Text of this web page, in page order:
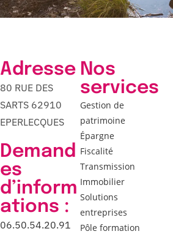
Nos
services
Gestion de
patrimoine
Épargne
Fiscalité
Transmission
Immobilier
Solutions
entreprises
Pôle formation
Adresse
80 RUE DES
SARTS 62910
EPERLECQUES
Demand
es
d’inform
ations :
06.50.54.20.91